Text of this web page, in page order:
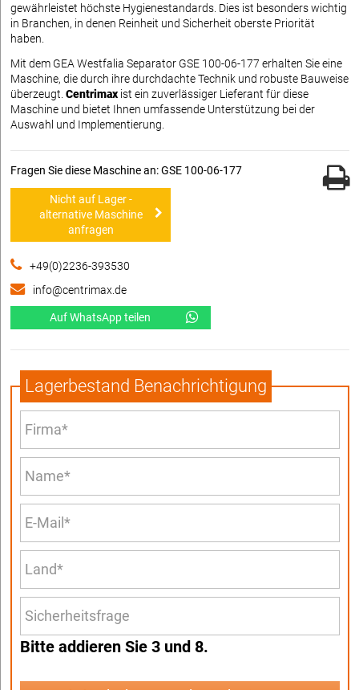
gewährleistet höchste Hygienestandards. Dies ist besonders wichtig
in Branchen, in denen Reinheit und Sicherheit oberste Priorität
haben.
Mit dem GEA Westfalia Separator GSE 100-06-177 erhalten Sie eine
Maschine, die durch ihre durchdachte Technik und robuste Bauweise
überzeugt. Centrimax ist ein zuverlässiger Lieferant für diese
Maschine und bietet Ihnen umfassende Unterstützung bei der
Auswahl und Implementierung.
Fragen Sie diese Maschine an: GSE 100-06-177
Nicht auf Lager -
alternative Maschine
anfragen
+49(0)2236-393530
info@centrimax.de
Auf WhatsApp teilen
Lagerbestand Benachrichtigung
Bitte addieren Sie 3 und 8.